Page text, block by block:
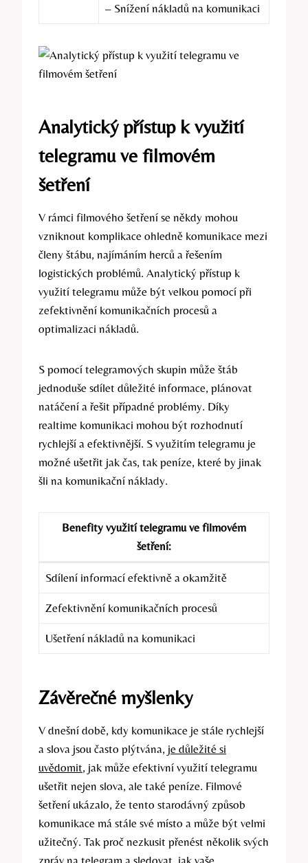
– Snížení nákladů na komunikaci
Analytický přístup k využití
telegramu ve filmovém
šetření
V rámci filmového šetření se někdy mohou
vzniknout komplikace ohledně komunikace mezi
členy štábu, najímáním herců a řešením
logistických problémů. Analytický přístup k
využití telegramu může být velkou pomocí při
zefektivnění komunikačních procesů a
optimalizaci nákladů.
S pomocí telegramových skupin může štáb
jednoduše sdílet důležité informace, plánovat
natáčení a řešit případné problémy. Díky
realtime komunikaci mohou být rozhodnutí
rychlejší a efektivnější. S využitím telegramu je
možné ušetřit jak čas, tak peníze, které by jinak
šli na komunikační náklady.
Benefity využití telegramu ve filmovém
šetření:
Sdílení informací efektivně a okamžitě
Zefektivnění komunikačních procesů
Ušetření nákladů na komunikaci
Závěrečné myšlenky
V dnešní době, kdy komunikace je stále rychlejší
a slova jsou často plýtvána, je důležité si
uvědomit, jak může efektivní využití telegramu
ušetřit nejen slova, ale také peníze. Filmové
šetření ukázalo, že tento starodávný způsob
komunikace má stále své místo a může být velmi
užitečný. Tak proč nezkusit přenést několik svých
zpráv na telegram a sledovat, jak vaše